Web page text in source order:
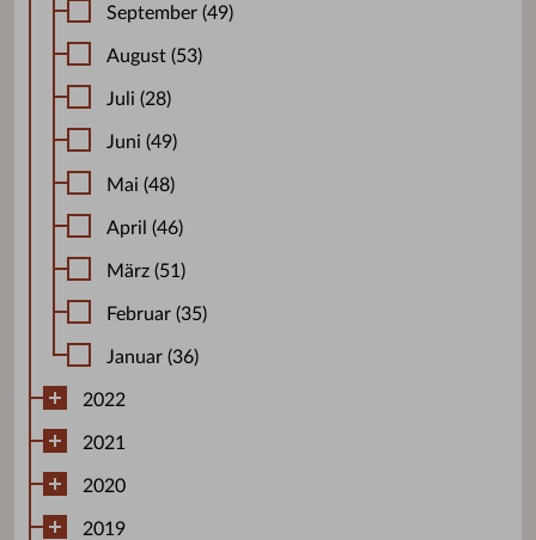
September (49)
August (53)
Juli (28)
Juni (49)
Mai (48)
April (46)
März (51)
Februar (35)
Januar (36)
2022
2021
2020
2019